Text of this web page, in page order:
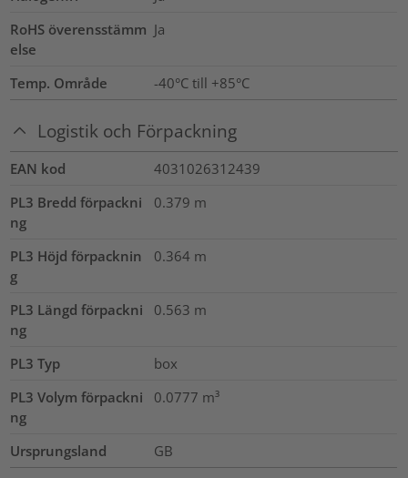
RoHS överensstämm
else
Ja
Temp. Område -40°C till +85°C
Logistik och Förpackning
EAN kod
4031026312439
PL3 Bredd förpackni
ng
0.379 m
PL3 Höjd förpacknin
g
0.364 m
PL3 Längd förpackni
ng
0.563 m
PL3 Typ
box
PL3 Volym förpackni
ng
0.0777 m³
Ursprungsland GB